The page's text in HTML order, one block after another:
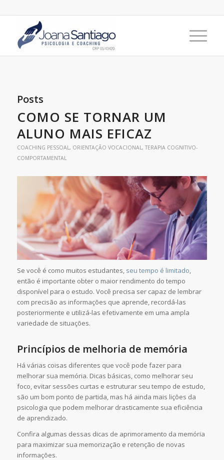
Posts
COMO SE TORNAR UM
ALUNO MAIS EFICAZ
COACHING PESSOAL, ORIENTAÇÃO VOCACIONAL, TERAPIA COGNITIVO-
COMPORTAMENTAL
Se você é como muitos estudantes, seu tempo é limitado,
então é importante obter o maior rendimento do tempo
disponível para o estudo. Você precisa ser capaz de lembrar
com precisão as informações que aprende, recordá-las
posteriormente e utilizá-las efetivamente em uma ampla
variedade de situações.
Princípios de melhoria de memória
Há várias coisas diferentes que você pode fazer para
melhorar sua memória. Dicas básicas, como melhorar seu
foco, evitar sessões curtas e estruturar seu tempo de estudo,
são um bom ponto de partida, mas há ainda mais lições da
psicologia que podem melhorar drasticamente sua eficiência
de aprendizado.
Confira algumas dessas dicas de aprimoramento da memória
para maximizar sua memorização e retenção de novas
informações.